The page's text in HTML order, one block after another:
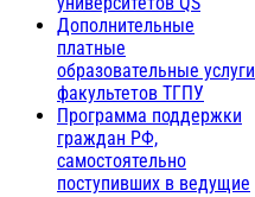
Дополнительные
платные
образовательные услуги
факультетов ТГПУ
Программа поддержки
граждан РФ,
самостоятельно
поступивших в ведущие